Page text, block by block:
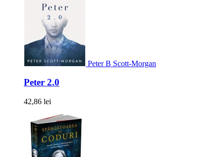
Peter B Scott-Morgan
Peter 2.0
42,86 lei